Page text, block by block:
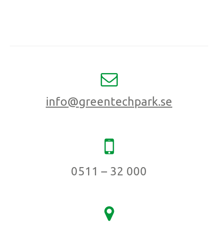
info@greentechpark.se
0511 – 32 000